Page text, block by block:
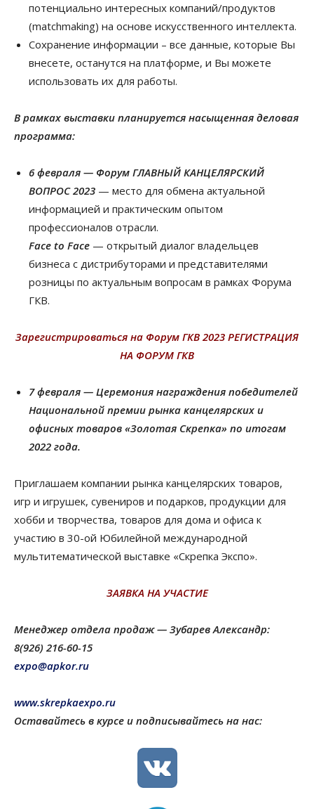
потенциально интересных компаний/продуктов
(matchmaking) на основе искусственного интеллекта.
Сохранение информации – все данные, которые Вы
внесете, останутся на платформе, и Вы можете
использовать их для работы.
В рамках выставки планируется насыщенная деловая
программа:
6 февраля — Форум ГЛАВНЫЙ КАНЦЕЛЯРСКИЙ
ВОПРОС 2023 — место для обмена актуальной
информацией и практическим опытом
профессионалов отрасли.
Face to Face — открытый диалог владельцев
бизнеса с дистрибуторами и представителями
розницы по актуальным вопросам в рамках Форума
ГКВ.
Зарегистрироваться на Форум ГКВ 2023 РЕГИСТРАЦИЯ
НА ФОРУМ ГКВ
7 февраля — Церемония награждения победителей
Национальной премии рынка канцелярских и
офисных товаров «Золотая Скрепка» по итогам
2022 года.
Приглашаем компании рынка канцелярских товаров,
игр и игрушек, сувениров и подарков, продукции для
хобби и творчества, товаров для дома и офиса к
участию в 30-ой Юбилейной международной
мультитематической выставке «Скрепка Экспо».
ЗАЯВКА НА УЧАСТИЕ
Менеджер отдела продаж — Зубарев Александр:
8(926) 216-60-15
expo@apkor.ru
www.skrepkaexpo.ru
Оставайтесь в курсе и подписывайтесь на нас: